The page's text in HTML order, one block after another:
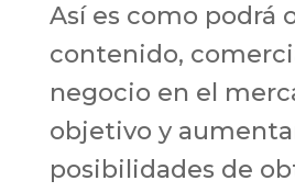
Así es como podrá
contenido,
negocio en el
objetivo y
posibilidades de